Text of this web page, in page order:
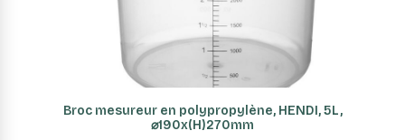
AJOUTER AU PANIER
Broc mesureur en polypropylène, HENDI, 5L,
⌀190x(H)270mm